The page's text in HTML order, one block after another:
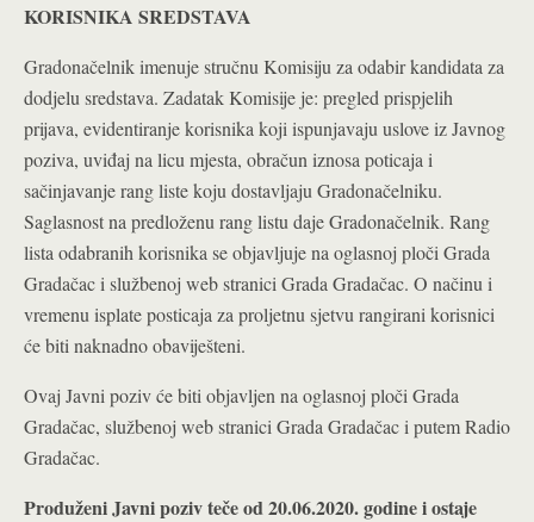
KORISNIKA SREDSTAVA
Gradonačelnik imenuje stručnu Komisiju za odabir kandidata za
dodjelu sredstava. Zadatak Komisije je: pregled prispjelih
prijava, evidentiranje korisnika koji ispunjavaju uslove iz Javnog
poziva, uviđaj na licu mjesta, obračun iznosa poticaja i
sačinjavanje rang liste koju dostavljaju Gradonačelniku.
Saglasnost na predloženu rang listu daje Gradonačelnik. Rang
lista odabranih korisnika se objavljuje na oglasnoj ploči Grada
Gradačac i službenoj web stranici Grada Gradačac. O načinu i
vremenu isplate posticaja za proljetnu sjetvu rangirani korisnici
će biti naknadno obaviješteni.
Ovaj Javni poziv će biti objavljen na oglasnoj ploči Grada
Gradačac, službenoj web stranici Grada Gradačac i putem Radio
Gradačac.
Produženi Javni poziv teče od 20.06.2020. godine i ostaje